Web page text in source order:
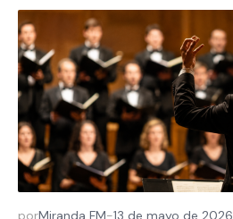
porMiranda FM-13 de mayo de 2026